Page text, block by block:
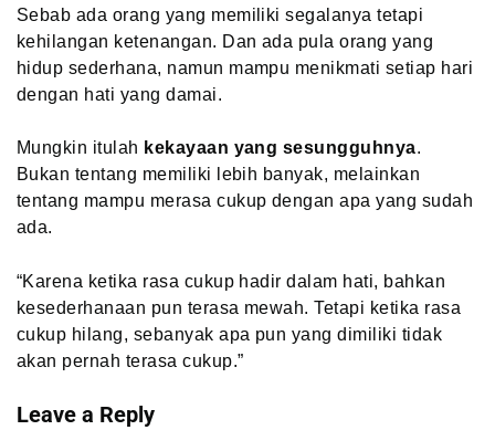
Sebab ada orang yang memiliki segalanya tetapi
kehilangan ketenangan. Dan ada pula orang yang
hidup sederhana, namun mampu menikmati setiap hari
dengan hati yang damai.
Mungkin itulah kekayaan yang sesungguhnya.
Bukan tentang memiliki lebih banyak, melainkan
tentang mampu merasa cukup dengan apa yang sudah
ada.
“Karena ketika rasa cukup hadir dalam hati, bahkan
kesederhanaan pun terasa mewah. Tetapi ketika rasa
cukup hilang, sebanyak apa pun yang dimiliki tidak
akan pernah terasa cukup.”
Leave a Reply